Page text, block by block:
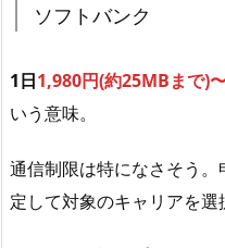
ソフトバンク
1日1,980円(約25MBまで)
いう意味。
通信制限は特になさそう
定して対象のキャリアを選